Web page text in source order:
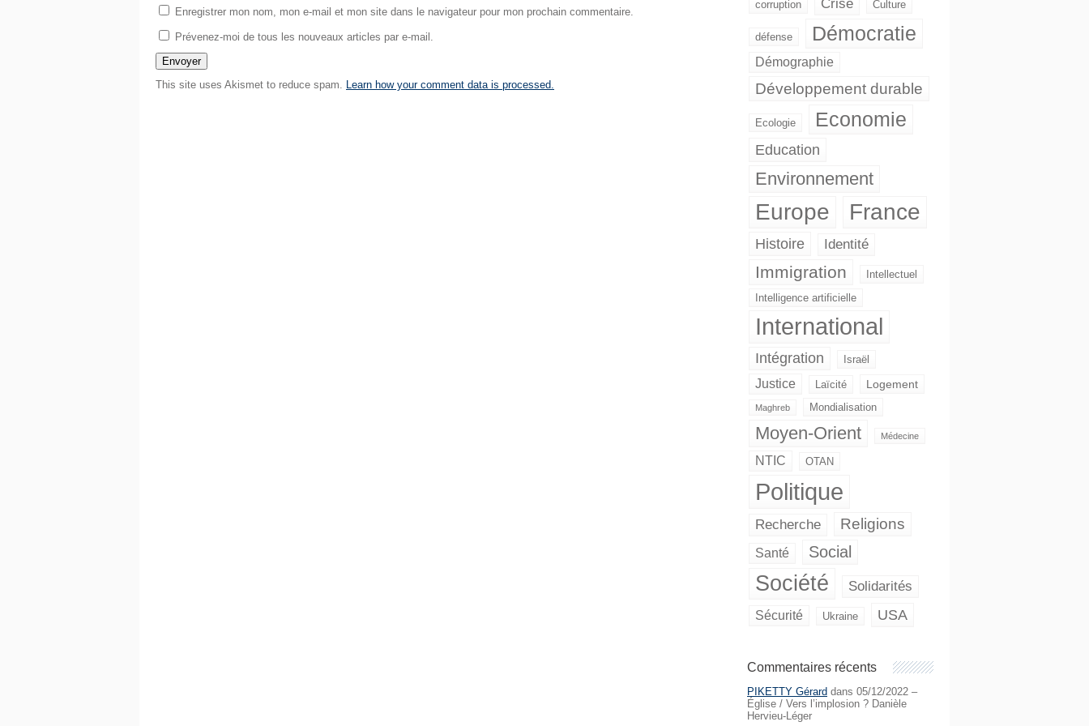
corruption Crise Culture
défense Démocratie
Démographie
Développement durable
Ecologie Economie
Education
Environnement
Europe France
Histoire Identité
Immigration
Intellectuel
Intelligence artificielle
International
Intégration Israël
Justice Laïcité Logement
Maghreb Mondialisation
Moyen-Orient Médecine
NTIC OTAN
Politique
Recherche Religions
Santé Social
Société Solidarités
Sécurité Ukraine USA
Commentaires récents
PIKETTY Gérard dans 05/12/2022 –
Église / Vers l’implosion ? Danièle
Hervieu-Léger
Enregistrer mon nom, mon e-mail et mon site dans le navigateur pour mon prochain commentaire.
Prévenez-moi de tous les nouveaux articles par e-mail.
This site uses Akismet to reduce spam. Learn how your comment data is processed.